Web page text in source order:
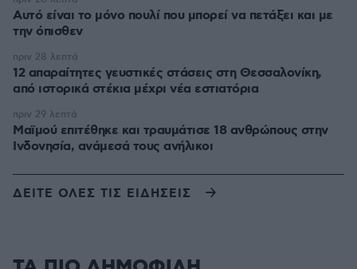
Αυτό είναι το μόνο πουλί που μπορεί να πετάξει και με
την όπισθεν
12 απαραίτητες γευστικές στάσεις στη Θεσσαλονίκη,
από ιστορικά στέκια μέχρι νέα εστιατόρια
πριν 28 λεπτά
Μαϊμού επιτέθηκε και τραυμάτισε 18 ανθρώπους στην
Ινδονησία, ανάμεσά τους ανήλικοι
πριν 29 λεπτά
ΔΕΙΤΕ ΟΛΕΣ ΤΙΣ ΕΙΔΗΣΕΙΣ